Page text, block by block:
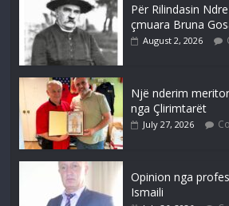
Për Rilindasin
çmuara Bruna
August 2, 2026
Një nderim
nga Çlirimtarët
July 27, 2026
Opinion nga
Ismaili